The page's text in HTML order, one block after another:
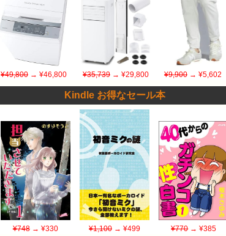
¥49,800 → ¥46,800 ¥35,739 → ¥29,800 ¥9,900 → ¥5,602
Kindle お得なセール本
¥748→ ¥330 ¥1,100→ ¥499 ¥770→ ¥385